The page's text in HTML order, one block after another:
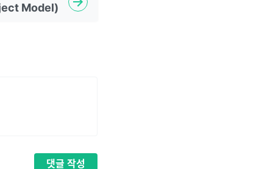
Model)
댓글 작성